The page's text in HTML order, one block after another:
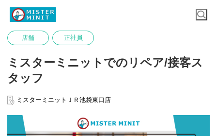
店舗 正社員
ミスターミニットでのリペア/接客ス
タッフ
ミスターミニットＪＲ池袋東口店